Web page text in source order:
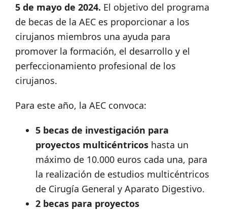
5 de mayo de 2024. El objetivo del programa
de becas de la AEC es proporcionar a los
cirujanos miembros una ayuda para
promover la formación, el desarrollo y el
perfeccionamiento profesional de los
cirujanos.
Para este año, la AEC convoca:
5 becas de investigación para
proyectos multicéntricos hasta un
máximo de 10.000 euros cada una, para
la realización de estudios multicéntricos
de Cirugía General y Aparato Digestivo.
2 becas para proyectos